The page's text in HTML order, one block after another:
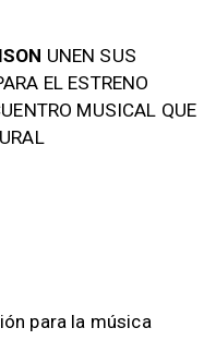
UNEN SUS
EL ESTRENO
MUSICAL QUE
para la música